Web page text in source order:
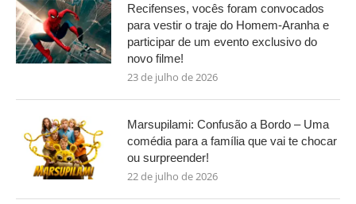
Recifenses, vocês foram convocados
para vestir o traje do Homem-Aranha e
participar de um evento exclusivo do
novo filme!
23 de julho de 2026
Marsupilami: Confusão a Bordo – Uma
comédia para a família que vai te chocar
ou surpreender!
22 de julho de 2026